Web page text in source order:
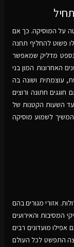
על המוסיקה. כך אם
פשוט להחליף תחנה
מדליק שמאפשר
האחרונות המון בני
עוצמתית ושונה בה
חתונה ורוצים
עד השעות הקטנות של
אזניות, להמשיך לשמוע מוסיקה
אזורי מגורים בהם
המסיבות והאירועים
אפילו מועדונים רבים
התפשט לכל העולם